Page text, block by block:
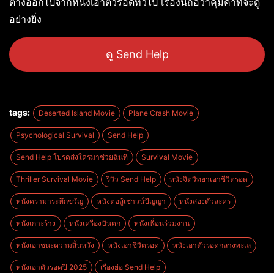
อย่างยิ่ง
ดู Send Help
tags: Deserted Island Movie Plane Crash Movie
Psychological Survival Send Help
Send Help โปรดส่งใครมาช่วยฉันที Survival Movie
Thriller Survival Movie รีวิว Send Help หนังจิตวิทยาเอาชีวิตรอด
หนังดราม่าระทึกขวัญ หนังต่อสู้เชาวน์ปัญญา หนังสองตัวละคร
หนังเกาะร้าง หนังเครื่องบินตก หนังเพื่อนร่วมงาน
หนังเอาชนะความสิ้นหวัง หนังเอาชีวิตรอด หนังเอาตัวรอดกลางทะเล
หนังเอาตัวรอดปี 2025 เรื่องย่อ Send Help